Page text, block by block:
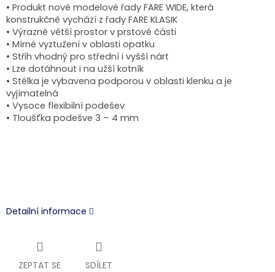
• Produkt nové modelové řady FARE WIDE, která
konstrukčně vychází z řady FARE KLASIK
• Výrazně větší prostor v prstové části
• Mírné vyztužení v oblasti opatku
• Střih vhodný pro střední i vyšší nárt
• Lze dotáhnout i na užší kotník
• Stélka je vybavena podporou v oblasti klenku a je
vyjímatelná
• Vysoce flexibilní podešev
• Tloušťka podešve 3 – 4 mm
Detailní informace
ZEPTAT SE SDÍLET